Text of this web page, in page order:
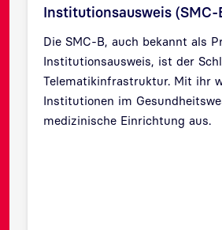
Zurück
Institutionsausweis (SMC-
Die SMC-B, auch bekannt als
Institutionsausweis, ist der
Telematikinfrastruktur. Mit ihr
Institutionen im
medizinische Einrichtung aus.